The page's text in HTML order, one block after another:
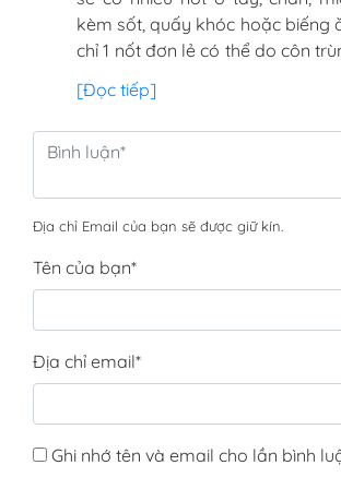
và điều trị kịp thời nhé ạ
kèm sốt, quấy khóc hoặc biếng
chỉ 1 nốt đơn lẻ có thể do côn
hoặc kích ứng da nhẹ. Mom
1–2 ngày xem bé có sốt, nổi
loét miệng không. Nếu nốt
khó chịu nhiều thì nên đưa bé đi
[Đọc tiếp]
Địa chỉ Email của bạn sẽ được giữ kín.
Tên của bạn*
Địa chỉ email*
Ghi nhớ tên và email cho lần bình